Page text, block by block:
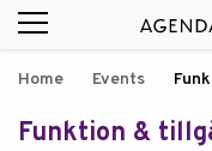
Home Events
Funktion &